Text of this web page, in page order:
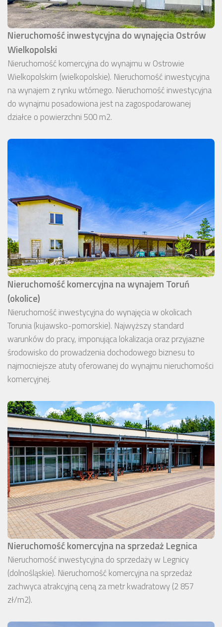
Nieruchomość inwestycyjna do wynajęcia Ostrów
Wielkopolski
Nieruchomość komercyjna do wynajmu w Ostrowie
Wielkopolskim (wielkopolskie). Nieruchomość inwestycyjna
na wynajem z rynku wtórnego. Nieruchomość inwestycyjna
do wynajmu posadowiona jest na zagospodarowanej
działce o powierzchni 500 m2.
Nieruchomość komercyjna na wynajem Toruń
(okolice)
Nieruchomość inwestycyjna do wynajęcia w okolicach
Torunia (kujawsko-pomorskie). Najwyższy standard
warunków do pracy, imponująca lokalizacja oraz przyjazne
środowisko do prowadzenia dochodowego biznesu to
najmocniejsze atuty oferowanej do wynajmu nieruchomości
komercyjnej.
Nieruchomość komercyjna na sprzedaż Legnica
Nieruchomość inwestycyjna do sprzedaży w Legnicy
(dolnośląskie). Nieruchomość komercyjna na sprzedaż
zachwyca atrakcyjną ceną za metr kwadratowy (2 857
zł/m2).